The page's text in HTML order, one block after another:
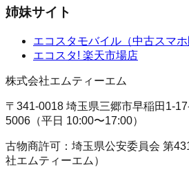
姉妹サイト
エコスタモバイル （中古スマ
エコスタ! 楽天市場店
株式会社エムティーエム
〒341-0018 埼玉県三郷市早稲田1-
5006 （平日 10:00〜17:00）
古物商許可： 埼玉県公安委員会 第
社エムティーエム ）